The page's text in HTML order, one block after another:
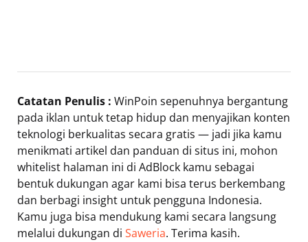
Catatan Penulis : WinPoin sepenuhnya bergantung
pada iklan untuk tetap hidup dan menyajikan konten
teknologi berkualitas secara gratis — jadi jika kamu
menikmati artikel dan panduan di situs ini, mohon
whitelist halaman ini di AdBlock kamu sebagai
bentuk dukungan agar kami bisa terus berkembang
dan berbagi insight untuk pengguna Indonesia.
Kamu juga bisa mendukung kami secara langsung
melalui dukungan di Saweria. Terima kasih.